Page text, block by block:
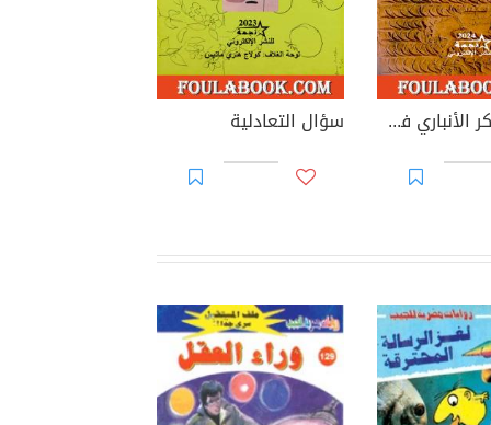
روايات شاكر الأنباري في الصحافة الثقافية سؤال التعادلية